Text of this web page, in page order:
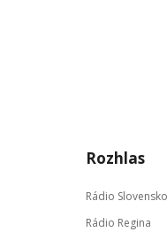
Rozhlas
Rádio Slovensko
Rádio Regina